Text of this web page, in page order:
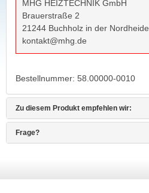
MHG HEIZTECHNIK GmbH
Brauerstraße 2
21244 Buchholz in der Nordheide
kontakt@mhg.de
Bestellnummer: 58.00000-0010
Zu diesem Produkt empfehlen wir:
Frage?